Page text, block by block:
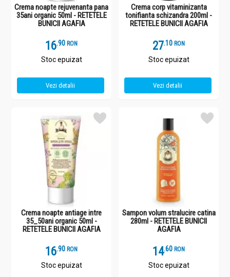
Crema noapte rejuvenanta pana
35ani organic 50ml - RETETELE
BUNICII AGAFIA
16.9 RON
Stoc epuizat
Vezi detalii
Crema corp vitaminizanta
tonifianta schizandra 200ml -
RETETELE BUNICII AGAFIA
27.1 RON
Stoc epuizat
Vezi detalii
Crema noapte antiage intre
35_50ani organic 50ml -
RETETELE BUNICII AGAFIA
16.9 RON
Stoc epuizat
Sampon volum stralucire catina
280ml - RETETELE BUNICII
AGAFIA
14.6 RON
Stoc epuizat